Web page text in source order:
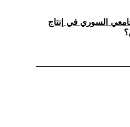
السوري في إنتاج